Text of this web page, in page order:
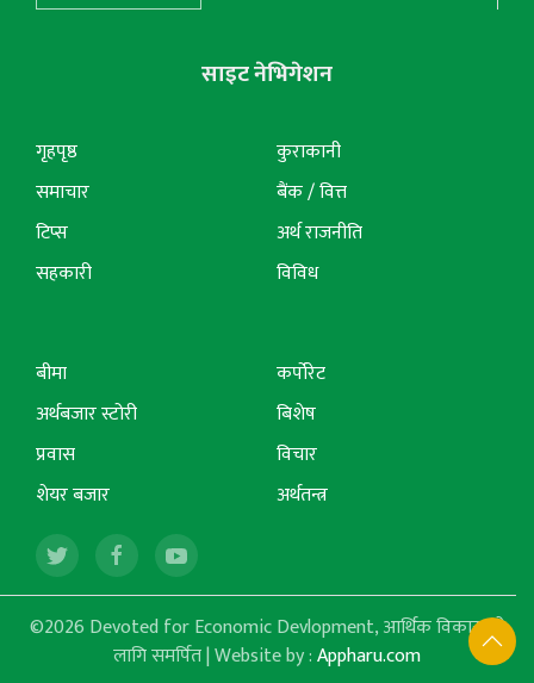
साइट नेभिगेशन
गृहपृष्ठ
समाचार
टिप्स
सहकारी
कुराकानी
बैंक / वित्त
अर्थ राजनीति
विविध
बीमा
अर्थबजार स्टोरी
प्रवास
शेयर बजार
कर्पोरेट
बिशेष
विचार
अर्थतन्त्र
©2026 Devoted for Economic Devlopment, आर्थिक विकासको
लागि समर्पित | Website by :Appharu.com